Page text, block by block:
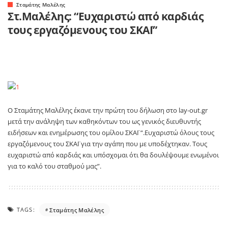
Σταμάτης Μαλέλης
Στ.Μαλέλης: “Ευχαριστώ από καρδιάς
τους εργαζόμενους του ΣΚΑΪ”
Ο Σταμάτης Μαλέλης έκανε την πρώτη του δήλωση στο lay-out.gr
μετά την ανάληψη των καθηκόντων του ως γενικός διευθυντής
ειδήσεων και ενημέρωσης του ομίλου ΣΚΑΪ “.Ευχαριστώ όλους τους
εργαζόμενους του ΣΚΑΪ για την αγάπη που με υποδέχτηκαν. Τους
ευχαριστώ από καρδιάς και υπόσχομαι ότι θα δουλέψουμε ενωμένοι
για το καλό του σταθμού μας”.
TAGS: Σταμάτης Μαλέλης